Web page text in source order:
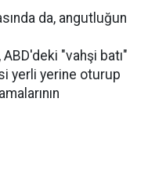
da, angutluğun
"vahşi batı"
yerli yerine oturup